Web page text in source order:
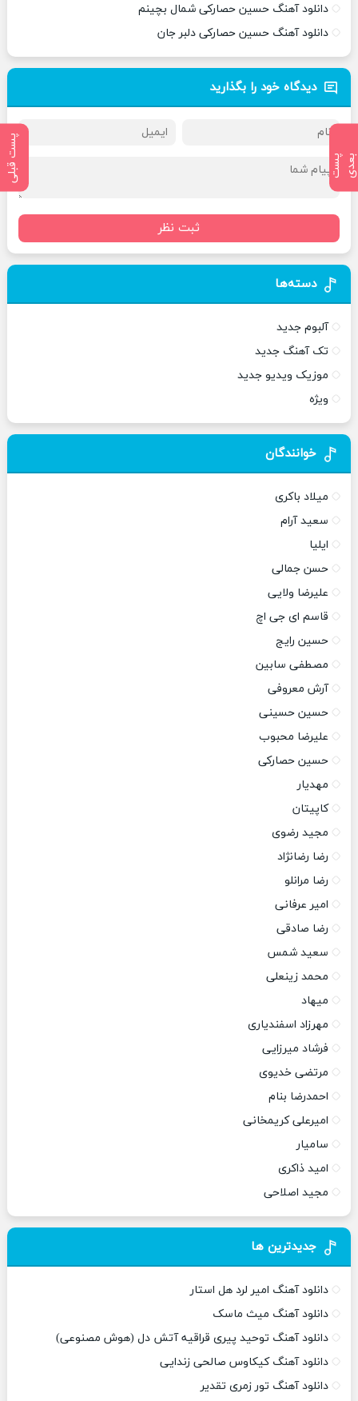
پ
س
ت
ب
ع
د ی پست قبلی
دانلود آهنگ حسین حصارکی شمال بچینم
دانلود آهنگ حسین حصارکی دلبر جان
دیدگاه خود را بگذارید
ثبت نظر
دسته‌ها
آلبوم جدید
تک آهنگ جدید
موزیک ویدیو جدید
ویژه
خوانندگان
میلاد باکری
سعید آرام
ایلیا
حسن جمالی
علیرضا ولایی
قاسم ای جی اچ
حسین رایج
مصطفی سابین
آرش معروفی
حسین حسینی
علیرضا محبوب
حسین حصارکی
مهدیار
کاپیتان
مجید رضوی
رضا رضانژاد
رضا مرانلو
امیر عرفانی
رضا صادقی
سعید شمس
محمد زینعلی
میهاد
مهرزاد اسفندیاری
فرشاد میرزایی
مرتضی خدیوی
احمدرضا بنام
امیرعلی کریمخانی
سامیار
امید ذاکری
مجید اصلاحی
جدیدترین ها
دانلود آهنگ امیر لرد هل استار
دانلود آهنگ میث ماسک
دانلود آهنگ توحید پیری قراقیه آتش دل (هوش مصنوعی)
دانلود آهنگ کیکاوس صالحی زندایی
دانلود آهنگ تور زمری تقدیر